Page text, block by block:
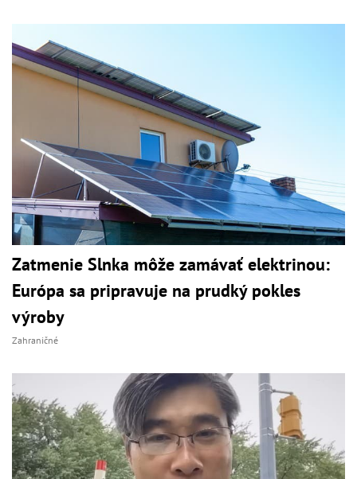
Zatmenie Slnka môže zamávať elektrinou:
Európa sa pripravuje na prudký pokles
výroby
Zahraničné